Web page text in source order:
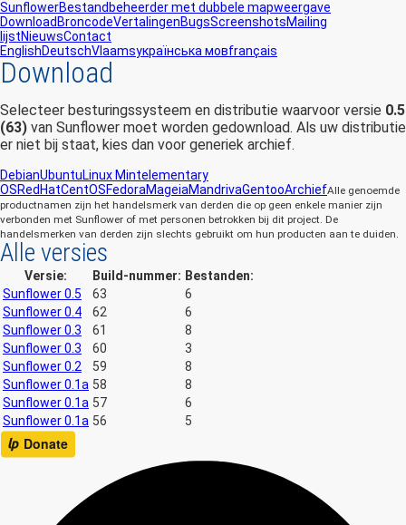
SunflowerBestandbeheerder met dubbele mapweergave
Download BroncodeVertalingenBugsScreenshotsMailing
lijstNieuwsContact
EnglishDeutschVlaamsукраїнська мовfrançais
Download
Selecteer besturingssysteem en distributie waarvoor versie 0.5
(63) van Sunflower moet worden gedownload. Als uw distributie
er niet bij staat, kies dan voor generiek archief.
DebianUbuntuLinux Mintelementary
OSRedHatCentOSFedoraMageiaMandrivaGentooArchiefAlle genoemde
productnamen zijn het handelsmerk van derden die op geen enkele manier zijn
verbonden met Sunflower of met personen betrokken bij dit project. De
handelsmerken van derden zijn slechts gebruikt om hun producten aan te duiden.
Alle versies
Versie: Build-nummer: Bestanden:
Sunflower 0.5
63
6
Sunflower 0.4
62
6
Sunflower 0.3
61
8
Sunflower 0.3
60
3
Sunflower 0.2
59
8
Sunflower 0.1a 58
8
Sunflower 0.1a 57
6
Sunflower 0.1a 56 5